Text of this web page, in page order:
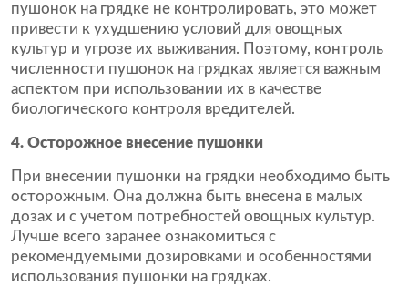
пушонок на грядке не контролировать, это может
привести к ухудшению условий для овощных
культур и угрозе их выживания. Поэтому, контроль
численности пушонок на грядках является важным
аспектом при использовании их в качестве
биологического контроля вредителей.
4. Осторожное внесение пушонки
При внесении пушонки на грядки необходимо быть
осторожным. Она должна быть внесена в малых
дозах и с учетом потребностей овощных культур.
Лучше всего заранее ознакомиться с
рекомендуемыми дозировками и особенностями
использования пушонки на грядках.